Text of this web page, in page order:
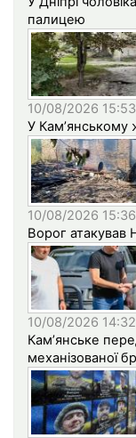
палицею
10/08/2026 15:53
У Кам’янському
10/08/2026 15:36
Ворог атакував
10/08/2026 14:32
Кам’янське
механізованої